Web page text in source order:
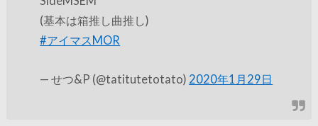
(基本は箱推し曲推し)
#アイマスMOR
— せつ&P (@tatitutetotato) 2020年1月29日